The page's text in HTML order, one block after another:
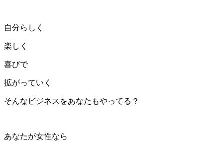
自分らしく
楽しく
喜びで
拡がっていく
そんなビジネスをあなたもやってる？
あなたが女性なら